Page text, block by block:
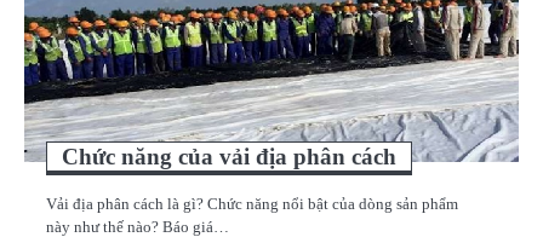
Chức năng của vải địa phân cách
Vải địa phân cách là gì? Chức năng nổi bật của dòng sản phẩm
này như thế nào? Báo giá…